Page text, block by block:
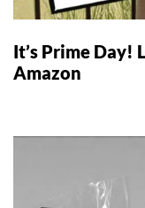
It’s Prime Day!
Amazon